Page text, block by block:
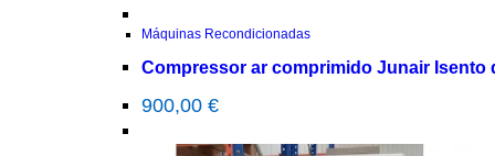
Máquinas Recondicionadas
Compressor ar comprimido Junair Isento
900,00 €